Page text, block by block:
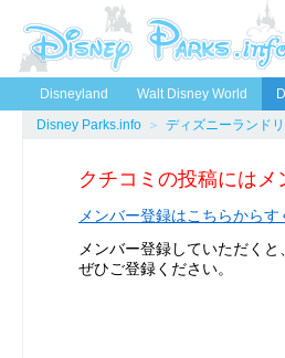
Disneyland Walt Disney World
Disney Parks.info ＞ ディズニーランド
クチコミの投稿には
メンバー登録はこちらからす
メンバー登録していただく
ぜひご登録ください。